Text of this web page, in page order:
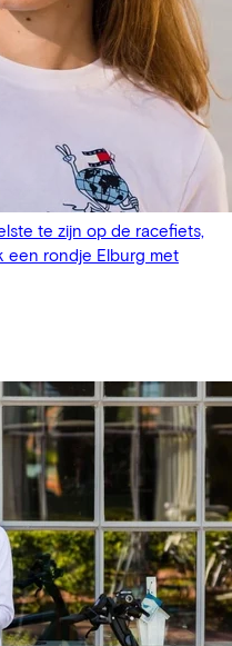
te zijn op de racefiets,
een rondje Elburg met